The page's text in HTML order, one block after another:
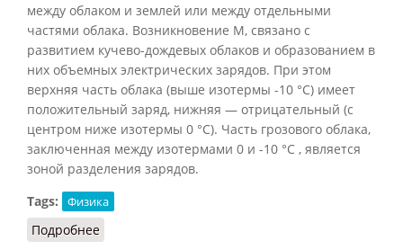
между облаком и землей или между отдельными
частями облака. Возникновение М, связано с
развитием кучево-дождевых облаков и образованием в
них объемных электрических зарядов. При этом
верхняя часть облака (выше изотермы -10 °С) имеет
положительный заряд, нижняя — отрицательный (с
центром ниже изотермы 0 °С). Часть грозового облака,
заключенная между изотермами 0 и -10 °С , является
зоной разделения зарядов.
Tags:
Физика
Подробнее